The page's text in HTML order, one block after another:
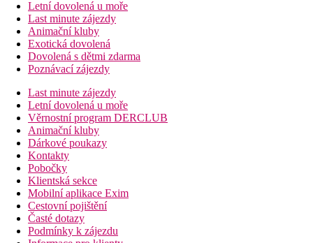
Letní dovolená u moře
Last minute zájezdy
Animační kluby
Exotická dovolená
Dovolená s dětmi zdarma
Poznávací zájezdy
Last minute zájezdy
Letní dovolená u moře
Věrnostní program DERCLUB
Animační kluby
Dárkové poukazy
Kontakty
Pobočky
Klientská sekce
Mobilní aplikace Exim
Cestovní pojištění
Časté dotazy
Podmínky k zájezdu